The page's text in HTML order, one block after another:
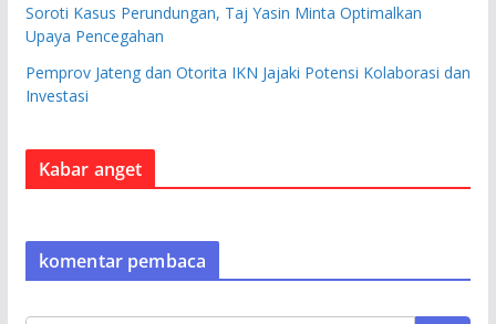
Soroti Kasus Perundungan, Taj Yasin Minta Optimalkan
Upaya Pencegahan
Pemprov Jateng dan Otorita IKN Jajaki Potensi Kolaborasi dan
Investasi
Kabar anget
komentar pembaca